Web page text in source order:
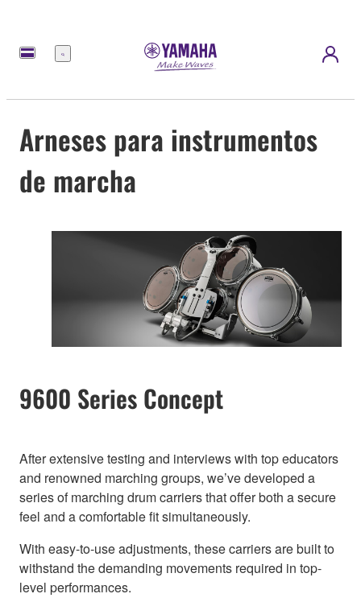
Menú
Arneses para instrumentos
de marcha
9600 Series Concept
After extensive testing and interviews with top educators
and renowned marching groups, we’ve developed a
series of marching drum carriers that offer both a secure
feel and a comfortable fit simultaneously.
With easy-to-use adjustments, these carriers are built to
withstand the demanding movements required in top-
level performances.